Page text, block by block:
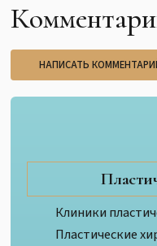
НАПИСАТЬ
Клиники
Пластические